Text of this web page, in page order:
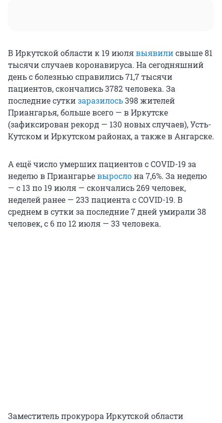
В Иркутской области к 19 июлявыявилисвыше 81
тысячи случаев коронавируса. На сегодняшний
день с болезнью справились 71,7 тысячи
пациентов, скончались 3782 человека. За
последние суткизаразилось398 жителей
Приангарья, больше всего — в Иркутске
(зафиксирован рекорд — 130 новых случаев), Усть-
Кутском и Иркутском районах, а также в Ангарске.
А ещё число умерших пациентов с COVID-19 за
неделю в Приангарьевырослона 7,6%. За неделю
— с 13 по 19 июля — скончались 269 человек,
неделей ранее — 233 пациента с COVID-19. В
среднем в сутки за последние 7 дней умирали 38
человек, с 6 по 12 июля — 33 человека.
Заместитель прокурора Иркутской области